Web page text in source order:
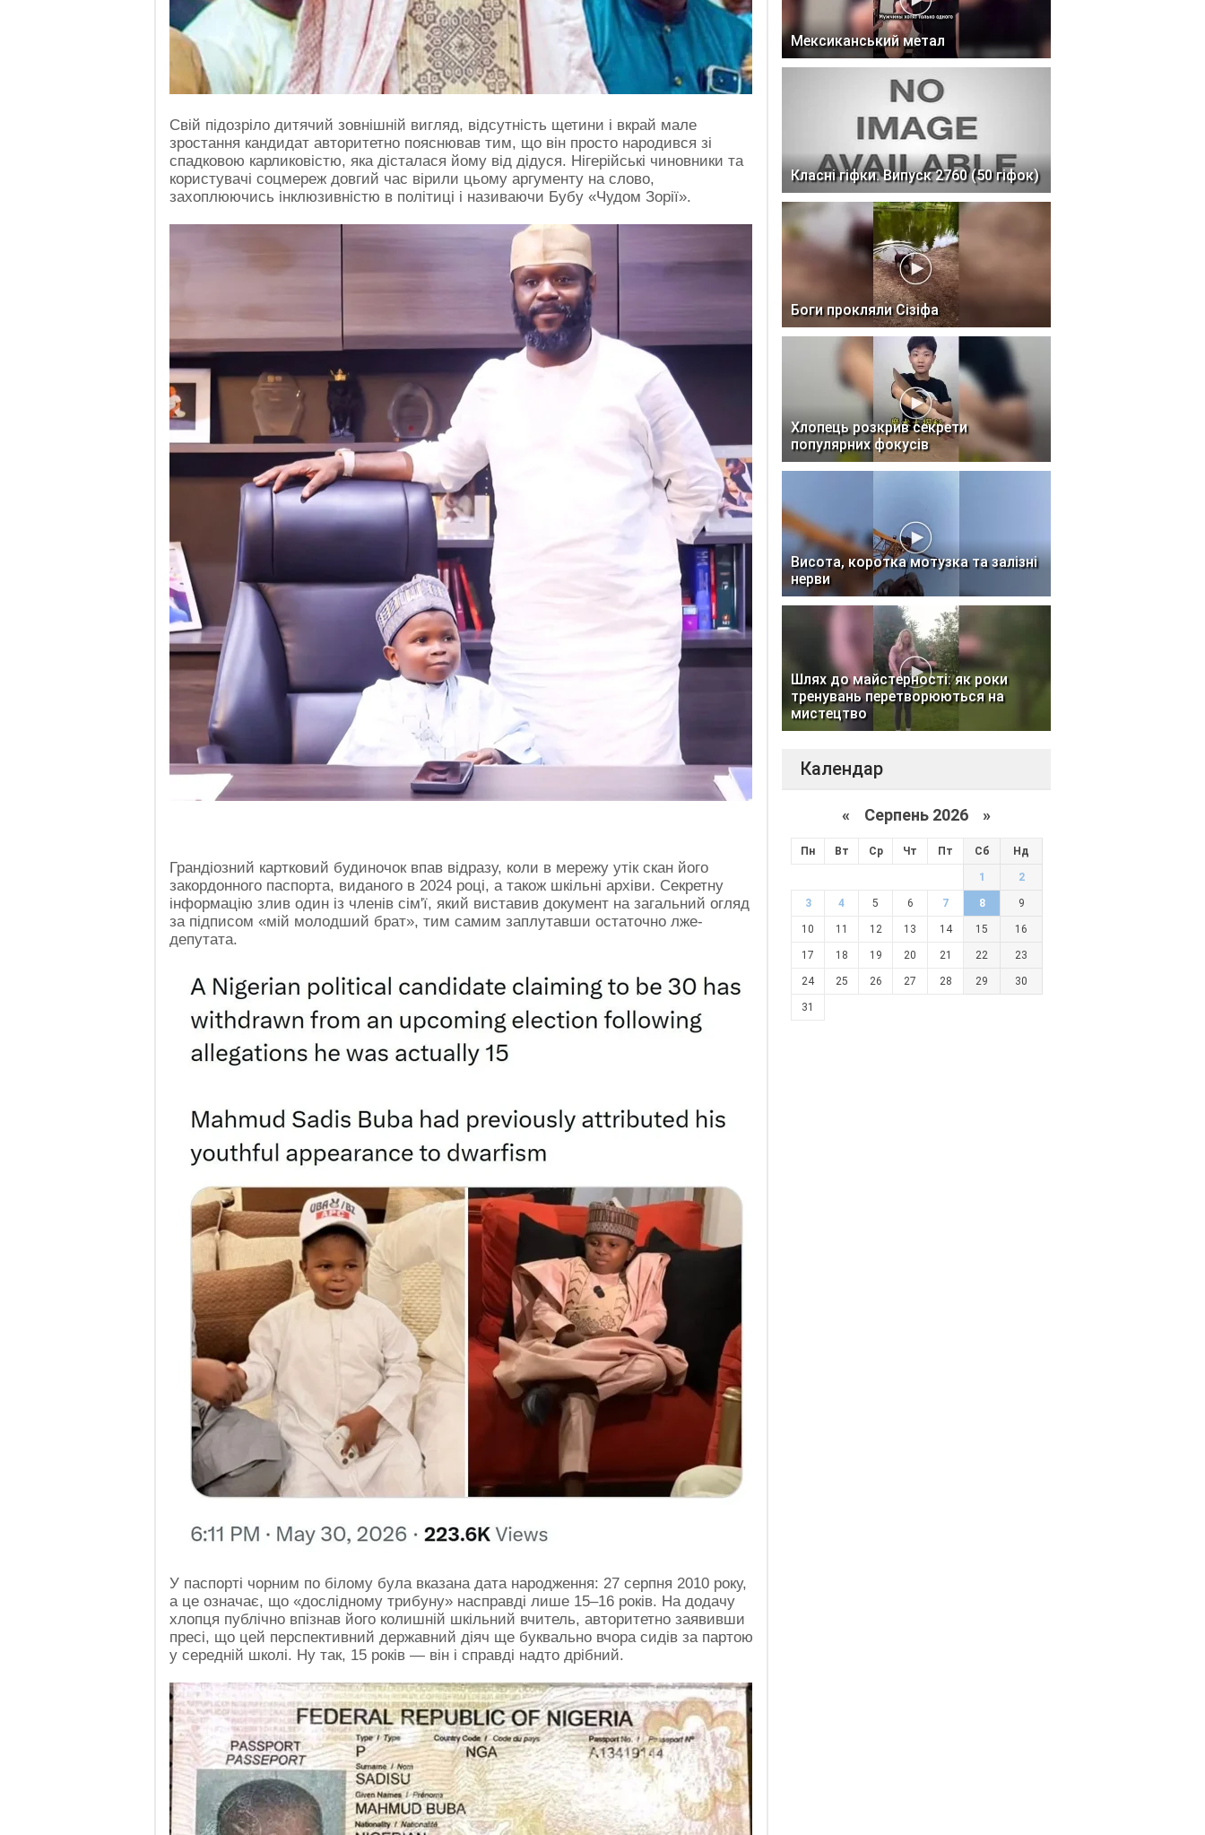
Свій підозріло дитячий зовнішній вигляд, відсутність щетини і вкрай мале
зростання кандидат авторитетно пояснював тим, що він просто народився зі
спадковою карликовістю, яка дісталася йому від дідуся. Нігерійські чиновники та
користувачі соцмереж довгий час вірили цьому аргументу на слово,
захоплюючись інклюзивністю в політиці і називаючи Бубу «Чудом Зорії».
Грандіозний картковий будиночок впав відразу, коли в мережу утік скан його
закордонного паспорта, виданого в 2024 році, а також шкільні архіви. Секретну
інформацію злив один із членів сім'ї, який виставив документ на загальний огляд
за підписом «мій молодший брат», тим самим заплутавши остаточно лже-
депутата.
У паспорті чорним по білому була вказана дата народження: 27 серпня 2010 року,
а це означає, що «дослідному трибуну» насправді лише 15–16 років. На додачу
хлопця публічно впізнав його колишній шкільний вчитель, авторитетно заявивши
пресі, що цей перспективний державний діяч ще буквально вчора сидів за партою
у середній школі. Ну так, 15 років — він і справді надто дрібний.
Мексиканський метал
Класні гіфки. Випуск 2760 (50 гіфок)
Боги прокляли Сізіфа
Хлопець розкрив секрети
популярних фокусів
Висота, коротка мотузка та залізні
нерви
Шлях до майстерності: як роки
тренувань перетворюються на
мистецтво
Календар
« Серпень 2026 »
Пн Вт Ср Чт Пт Сб Нд
1 2
3 4 5 6 7 8 9
10 11 12 13 14 15 16
17 18 19 20 21 22 23
24 25 26 27 28 29 30
31